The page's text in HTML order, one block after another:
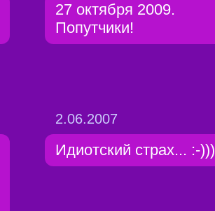
27 октября 2009.
Попутчики!
2.06.2007
Идиотский страх... :-)))